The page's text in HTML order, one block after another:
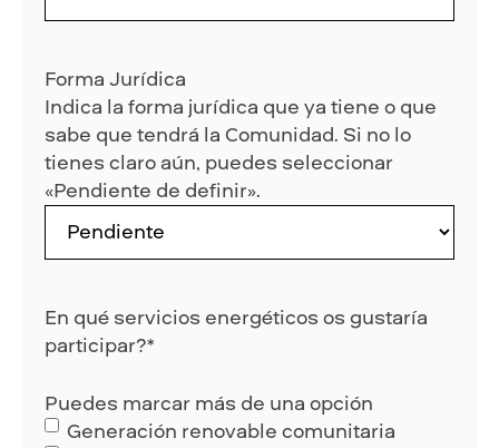
Forma Jurídica
Indica la forma jurídica que ya tiene o que
sabe que tendrá la Comunidad. Si no lo
tienes claro aún, puedes seleccionar
«Pendiente de definir».
En qué servicios energéticos os gustaría
participar?*
Puedes marcar más de una opción
Generación renovable comunitaria